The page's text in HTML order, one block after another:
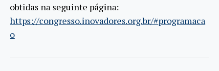
obtidas na seguinte página:
https://congresso.inovadores.org.br/#programaca
o